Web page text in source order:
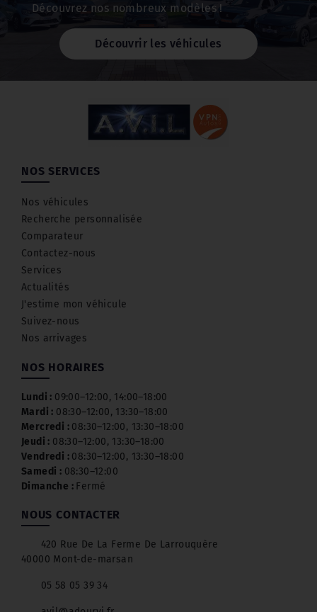
Découvrez nos nombreux modèles !
Découvrir les véhicules
NOS SERVICES
Nos véhicules
Recherche personnalisée
Comparateur
Contactez-nous
Services
Actualités
J'estime mon véhicule
Suivez-nous
Nos arrivages
NOS HORAIRES
Lundi : 09:00–12:00, 14:00–18:00
Mardi : 08:30–12:00, 13:30–18:00
Mercredi : 08:30–12:00, 13:30–18:00
Jeudi : 08:30–12:00, 13:30–18:00
Vendredi : 08:30–12:00, 13:30–18:00
Samedi : 08:30–12:00
Dimanche : Fermé
NOUS CONTACTER
420 Rue De La Ferme De Larrouquère
40000 Mont-de-marsan
05 58 05 39 34